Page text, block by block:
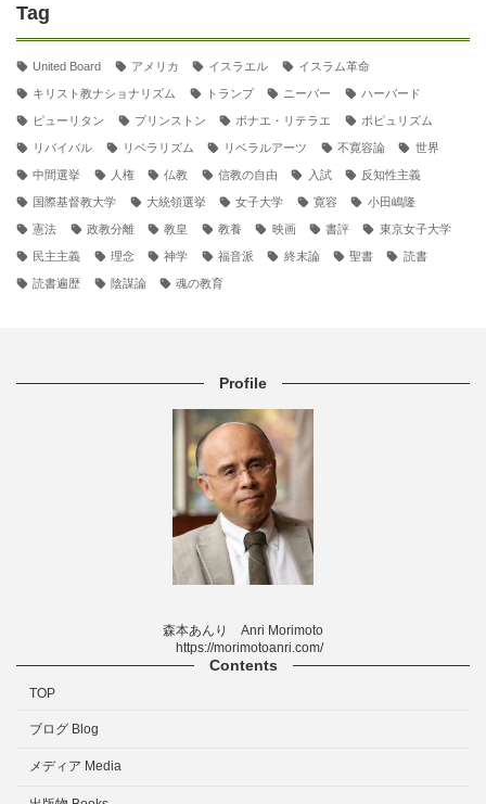
Tag
United Board アメリカ イスラエル イスラム革命
キリスト教ナショナリズム トランプ ニーバー ハーバード
ピューリタン プリンストン ボナエ・リテラエ ポピュリズム
リバイバル リベラリズム リベラルアーツ 不寛容論 世界
中間選挙 人権 仏教 信教の自由 入試 反知性主義
国際基督教大学 大統領選挙 女子大学 寛容 小田嶋隆
憲法 政教分離 教皇 教養 映画 書評 東京女子大学
民主主義 理念 神学 福音派 終末論 聖書 読書
読書遍歴 陰謀論 魂の教育
Profile
森本あんり Anri Morimoto
https://morimotoanri.com/
Contents
TOP
ブログ Blog
メディア Media